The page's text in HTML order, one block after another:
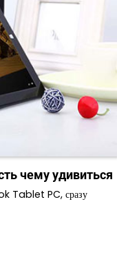
чему удивиться
Tablet PC, сразу